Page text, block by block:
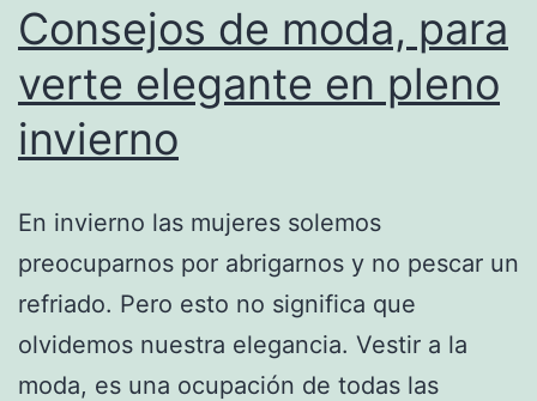
Consejos de moda, para
verte elegante en pleno
invierno
En invierno las mujeres solemos
preocuparnos por abrigarnos y no pescar un
refriado. Pero esto no significa que
olvidemos nuestra elegancia. Vestir a la
moda, es una ocupación de todas las